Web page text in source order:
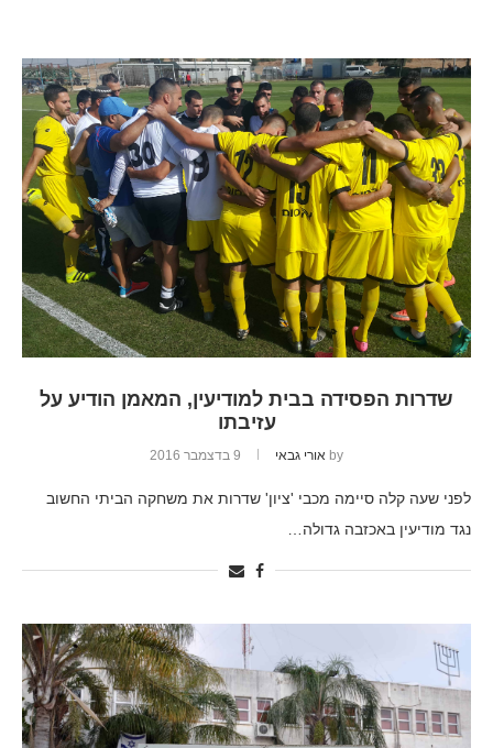
שדרות הפסידה בבית למודיעין, המאמן הודיע על
עזיבתו
by אורי גבאי 9 בדצמבר 2016
לפני שעה קלה סיימה מכבי 'ציון' שדרות את משחקה הביתי החשוב
נגד מודיעין באכזבה גדולה…